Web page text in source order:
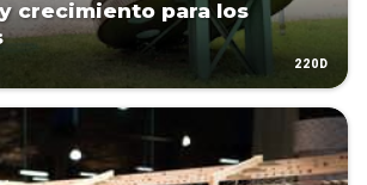
crecimiento para los
220D